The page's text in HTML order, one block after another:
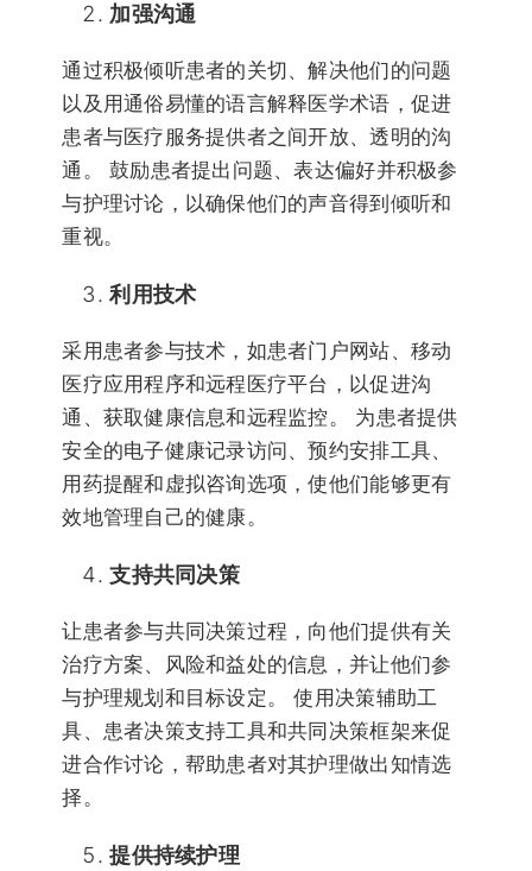
加强沟通
通过积极倾听患者的关切、解决他们的问题
以及用通俗易懂的语言解释医学术语，促进
患者与医疗服务提供者之间开放、透明的沟
通。 鼓励患者提出问题、表达偏好并积极参
与护理讨论，以确保他们的声音得到倾听和
重视。
利用技术
采用患者参与技术，如患者门户网站、移动
医疗应用程序和远程医疗平台，以促进沟
通、获取健康信息和远程监控。 为患者提供
安全的电子健康记录访问、预约安排工具、
用药提醒和虚拟咨询选项，使他们能够更有
效地管理自己的健康。
支持共同决策
让患者参与共同决策过程，向他们提供有关
治疗方案、风险和益处的信息，并让他们参
与护理规划和目标设定。 使用决策辅助工
具、患者决策支持工具和共同决策框架来促
进合作讨论，帮助患者对其护理做出知情选
择。
提供持续护理